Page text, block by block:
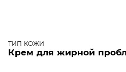
ТИП КОЖИ
Крем для жирной